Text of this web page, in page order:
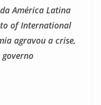
América Latina
of International
agravou a crise,